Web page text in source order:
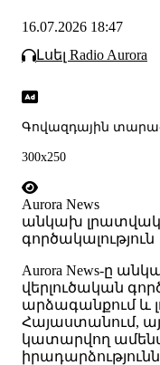
16.07.2026 18:47
Լսել Radio Aurora
Գովազդային
300x250
Aurora News
անկախ
գործակալություն
Аurora News-ը
վերլուծական
արձագանքում և
Հայաստանում,
կատարվող